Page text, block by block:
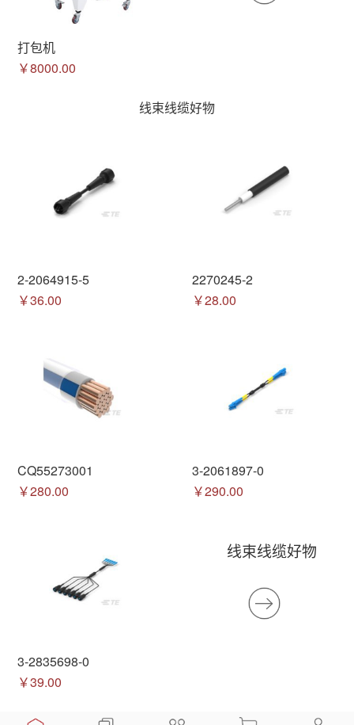
打包机
￥8000.00
线束线缆好物
2-2064915-5
￥36.00
2270245-2
￥28.00
CQ55273001
￥280.00
3-2061897-0
￥290.00
3-2835698-0
￥39.00
线束线缆好物